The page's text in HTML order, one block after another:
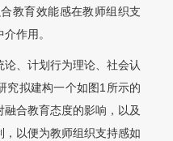
教育效能感在教师组织支
作用。
、计划行为理论、社会认
究拟建构一个如图1所示的
合教育态度的影响，以及
以便为教师组织支持感如